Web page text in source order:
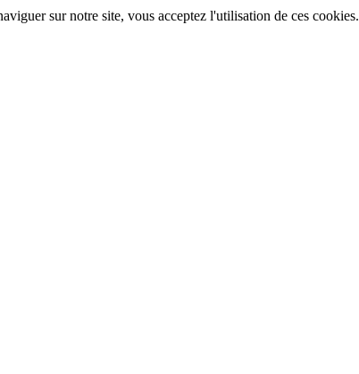
sur notre site, vous acceptez l'utilisation de ces cookies.